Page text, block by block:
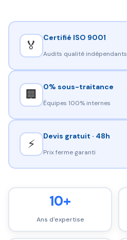
🏅
Certifié ISO 9001
Audits qualité indépendants
🏢
0% sous-traitance
Équipes 100% internes
⚡
Devis gratuit · 48h
Prix ferme garanti
10+
Ans d'expertise